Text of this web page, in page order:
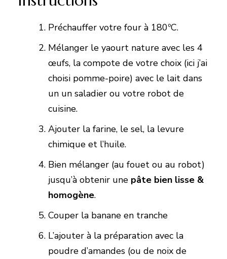
Préchauffer votre four à 180ºC.
Mélanger le yaourt nature avec les 4
œufs, la compote de votre choix (ici j’ai
choisi pomme-poire) avec le lait dans
un un saladier ou votre robot de
cuisine.
Ajouter la farine, le sel, la levure
chimique et l’huile.
Bien mélanger (au fouet ou au robot)
jusqu’à obtenir une pâte bien lisse &
homogène.
Couper la banane en tranche
L’ajouter à la préparation avec la
poudre d’amandes (ou de noix de